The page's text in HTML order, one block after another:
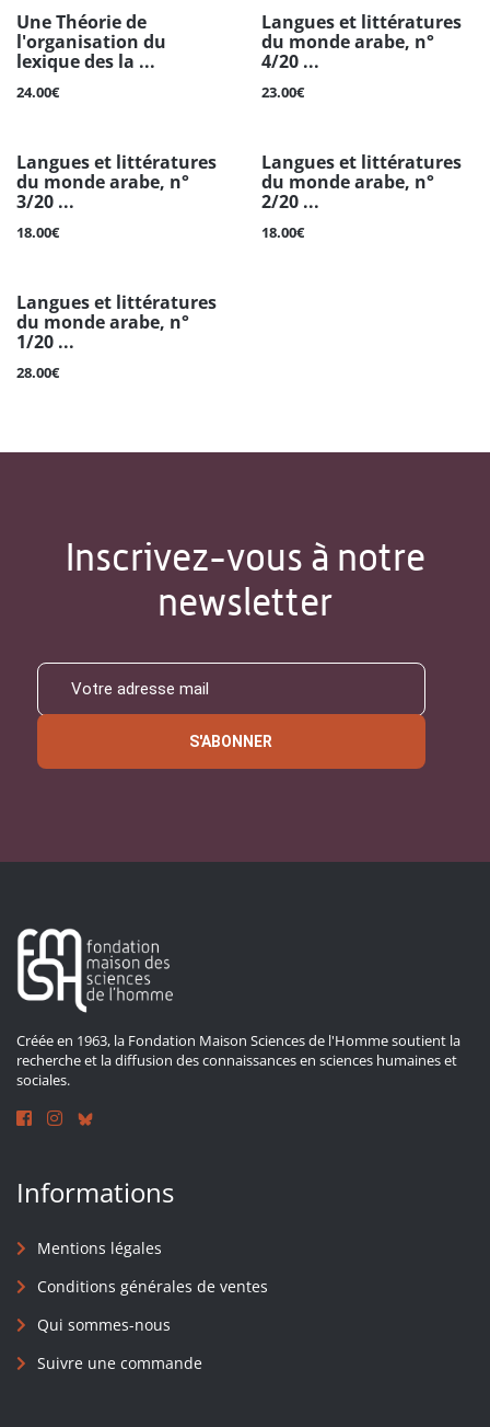
Une Théorie de
l'organisation du
lexique des la ...
24.00€
Langues et littératures
du monde arabe, n°
4/20 ...
23.00€
Langues et littératures
du monde arabe, n°
3/20 ...
18.00€
Langues et littératures
du monde arabe, n°
2/20 ...
18.00€
Langues et littératures
du monde arabe, n°
1/20 ...
28.00€
Inscrivez-vous à notre
newsletter
S'ABONNER
Créée en 1963, la Fondation Maison Sciences de l'Homme soutient la
recherche et la diffusion des connaissances en sciences humaines et
sociales.
Informations
Mentions légales
Conditions générales de ventes
Qui sommes-nous
Suivre une commande